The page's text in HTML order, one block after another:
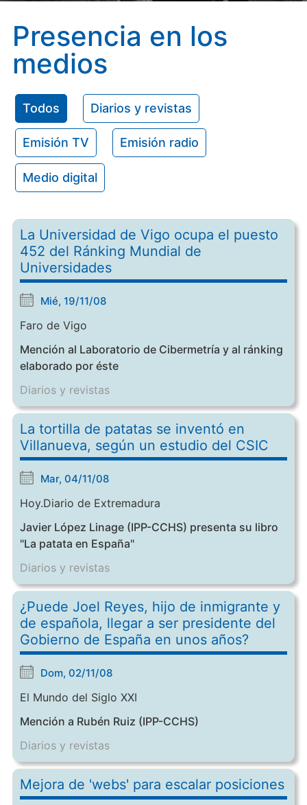
Presencia en los
medios
Todos Diarios y revistas
Emisión TV Emisión radio
Medio digital
La Universidad de Vigo ocupa el puesto
452 del Ránking Mundial de
Universidades
Mié, 19/11/08
Faro de Vigo
Mención al Laboratorio de Cibermetría y al ránking
elaborado por éste
Diarios y revistas
La tortilla de patatas se inventó en
Villanueva, según un estudio del CSIC
Mar, 04/11/08
Hoy.Diario de Extremadura
Javier López Linage (IPP-CCHS) presenta su libro
"La patata en España"
Diarios y revistas
¿Puede Joel Reyes, hijo de inmigrante y
de española, llegar a ser presidente del
Gobierno de España en unos años?
Dom, 02/11/08
El Mundo del Siglo XXI
Mención a Rubén Ruiz (IPP-CCHS)
Diarios y revistas
Mejora de 'webs' para escalar posiciones